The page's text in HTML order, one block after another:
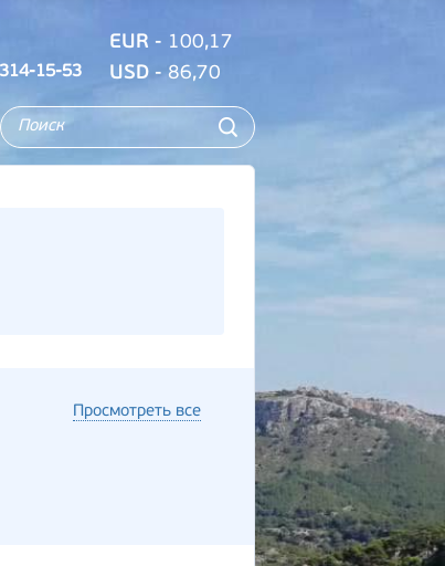
15-53
EUR - 100,17
USD - 86,70
Просмотреть все